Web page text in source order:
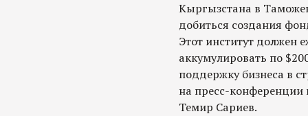
Кыргызстана в
добиться создания
Этот институт должен
аккумулировать по
поддержку бизнеса в
на пресс-
Темир Сариев.